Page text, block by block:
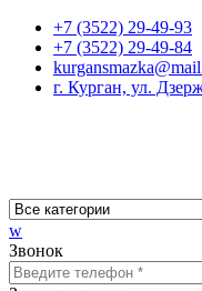
+7 (3522) 29-49-93
+7 (3522) 29-49-84
г. Курган, ул.
w
Звонок